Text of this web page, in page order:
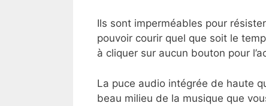
Ils sont imperméables pour
pouvoir courir quel que soit le
à cliquer sur aucun bouton pour
La puce audio intégrée de haute
beau milieu de la musique que